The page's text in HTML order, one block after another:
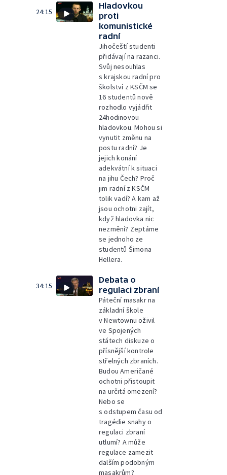
24:15
Hladovkou
proti
komunistické
radní
Jihočeští studenti
přidávají na razanci.
Svůj nesouhlas
s krajskou radní pro
školství z KSČM se
16 studentů nově
rozhodlo vyjádřit
24hodinovou
hladovkou. Mohou si
vynutit změnu na
postu radní? Je
jejich konání
adekvátní k situaci
na jihu Čech? Proč
jim radní z KSČM
tolik vadí? A kam až
jsou ochotni zajít,
když hladovka nic
nezmění? Zeptáme
se jednoho ze
studentů Šimona
Hellera.
34:15
Debata o
regulaci zbraní
Páteční masakr na
základní škole
v Newtownu oživil
ve Spojených
státech diskuze o
přísnější kontrole
střelných zbraních.
Budou Američané
ochotni přistoupit
na určitá omezení?
Nebo se
s odstupem času od
tragédie snahy o
regulaci zbraní
utlumí? A může
regulace zamezit
dalším podobným
masakrům?